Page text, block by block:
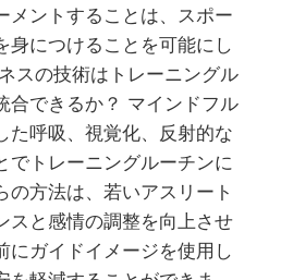
メントすることは、スポー
身につけることを可能にし
スの技術はトレーニングル
合できるか？ マインドフル
た呼吸、視覚化、反射的な
でトレーニングルーチンに
の方法は、若いアスリート
スと感情の調整を向上させ
にガイドイメージを使用し